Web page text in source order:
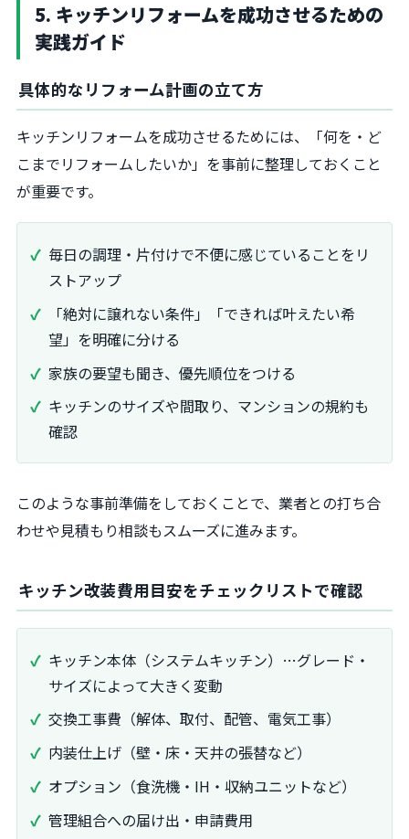
5. キッチンリフォームを成功させるための
実践ガイド
具体的なリフォーム計画の立て方
キッチンリフォームを成功させるためには、「何を・ど
こまでリフォームしたいか」を事前に整理しておくこと
が重要です。
毎日の調理・片付けで不便に感じていることをリ
ストアップ
「絶対に譲れない条件」「できれば叶えたい希
望」を明確に分ける
家族の要望も聞き、優先順位をつける
キッチンのサイズや間取り、マンションの規約も
確認
このような事前準備をしておくことで、業者との打ち合
わせや見積もり相談もスムーズに進みます。
キッチン改装費用目安をチェックリストで確認
キッチン本体（システムキッチン）…グレード・
サイズによって大きく変動
交換工事費（解体、取付、配管、電気工事）
内装仕上げ（壁・床・天井の張替など）
オプション（食洗機・IH・収納ユニットなど）
管理組合への届け出・申請費用